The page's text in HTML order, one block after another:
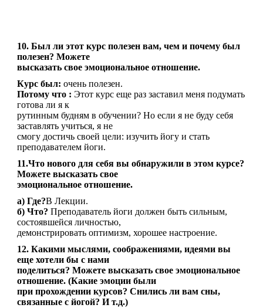
10. Был ли этот курс полезен вам, чем и почему был
полезен? Можете
высказать свое эмоциональное отношение.
Курс был: очень полезен.
Потому что :Этот курс еще раз заставил меня подумать
готова ли я к
рутинным будням в обучении? Но если я не буду себя
заставлять учиться, я не
смогу достичь своей цели: изучить йогу и стать
преподавателем йоги.
11.Что нового для себя вы обнаружили в этом курсе?
Можете высказать свое
эмоциональное отношение.
а) Где?В Лекции.
б) Что?Преподаватель йоги должен быть сильным,
состоявшейся личностью,
демонстрировать оптимизм, хорошее настроение.
12. Какими мыслями, соображениями, идеями вы
еще хотели бы с нами
поделиться? Можете высказать свое эмоциональное
отношение. (Какие эмоции были
при прохождении курсов? Снились ли вам сны,
связанные с йогой? И т.д.)